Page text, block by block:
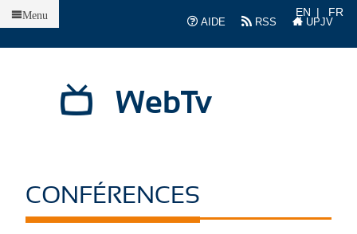
AIDE
RSS UPJV
EN FR
WebTv
Menu
CONFÉRENCES